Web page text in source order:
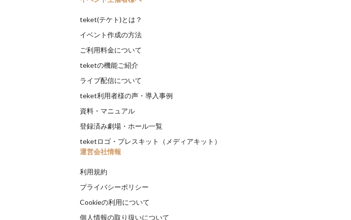
teket(テケト)とは？
イベント作成の方法
ご利用料金について
teketの機能ご紹介
ライブ配信について
teket利用者様の声・導入事例
資料・マニュアル
登録済み劇場・ホール一覧
teketロゴ・プレスキット（メディアキット）
運営会社情報
利用規約
プライバシーポリシー
Cookieの利用について
個人情報の取り扱いについて